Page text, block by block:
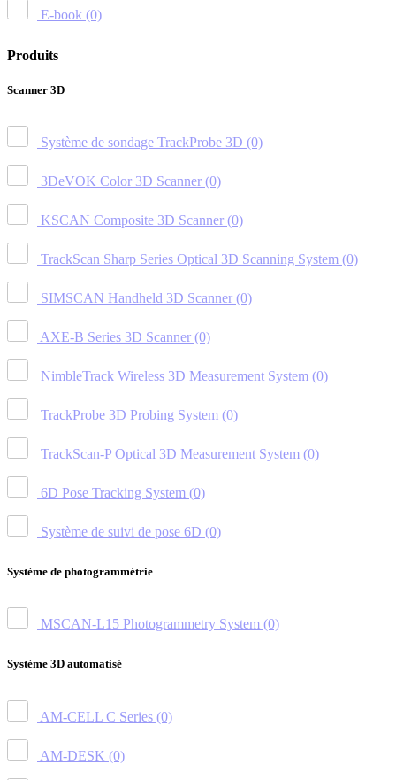
E-book (0)
Produits
Scanner 3D
Système de sondage TrackProbe 3D (0)
3DeVOK Color 3D Scanner (0)
KSCAN Composite 3D Scanner (0)
TrackScan Sharp Series Optical 3D Scanning System (0)
SIMSCAN Handheld 3D Scanner (0)
AXE-B Series 3D Scanner (0)
NimbleTrack Wireless 3D Measurement System (0)
TrackProbe 3D Probing System (0)
TrackScan-P Optical 3D Measurement System (0)
6D Pose Tracking System (0)
Système de suivi de pose 6D (0)
Système de photogrammétrie
MSCAN-L15 Photogrammetry System (0)
Système 3D automatisé
AM-CELL C Series (0)
AM-DESK (0)